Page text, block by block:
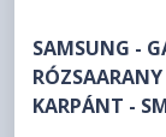
SAMSUNG -
KARPÁNT -